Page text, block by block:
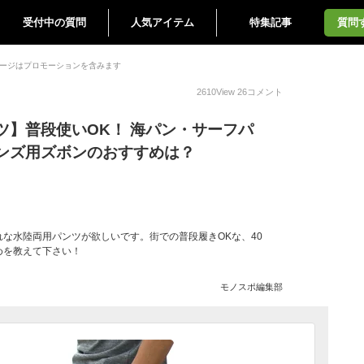
受付中の質問 人気アイテム 特集記事 質問
ジはプロモーションを含みます
2610View 26コメント
】普段使いOK！ 海パン・サーフパ
ズ用ズボンのおすすめは？
水陸両用パンツが欲しいです。街での普段履きOKな、40
教えて下さい！
モノスポ編集部